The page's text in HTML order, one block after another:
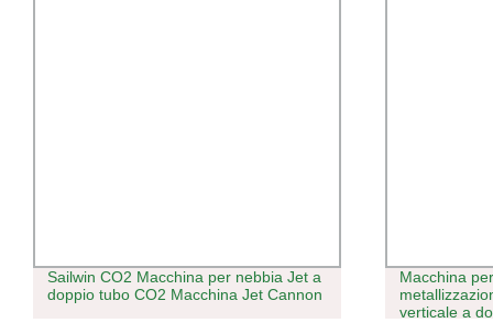
Sailwin CO2 Macchina per nebbia Jet a
doppio tubo CO2 Macchina Jet Cannon
Macchina
verticale a